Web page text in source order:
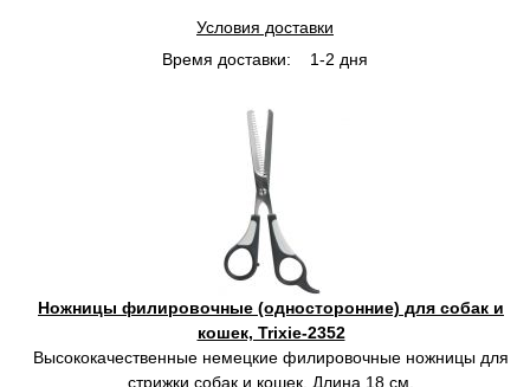
Условия доставки
Время доставки:
1-2 дня
Ножницы филировочные (односторонние) для собак и
кошек, Trixie-2352
Высококачественные немецкие филировочные ножницы для
стрижки собак и кошек. Длина 18 см.